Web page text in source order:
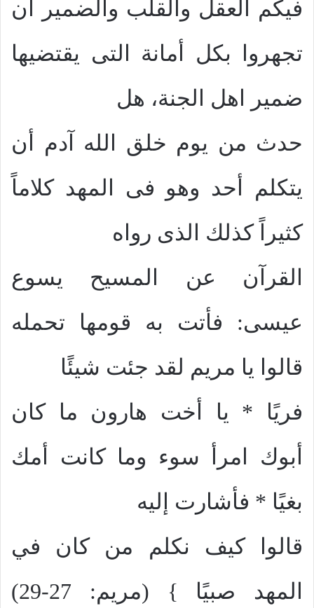
فيكم العقل والقلب والضمير أن
تجهروا بكل أمانة التى يقتضيها
ضمير اهل الجنة، هل
حدث من يوم خلق الله آدم أن
يتكلم أحد وهو فى المهد كلاماً
كثيراً كذلك الذى رواه
القرآن عن المسيح يسوع
عيسى: فأتت به قومها تحمله
قالوا يا مريم لقد جئت شيئًا
فريًا * يا أخت هارون ما كان
أبوك امرأ سوء وما كانت أمك
بغيًا * فأشارت إليه
قالوا كيف نكلم من كان في
المهد صبيًا } (مريم: 27-29)